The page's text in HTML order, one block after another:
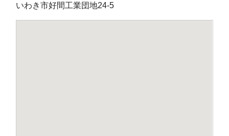
いわき市好間工業団地24-5